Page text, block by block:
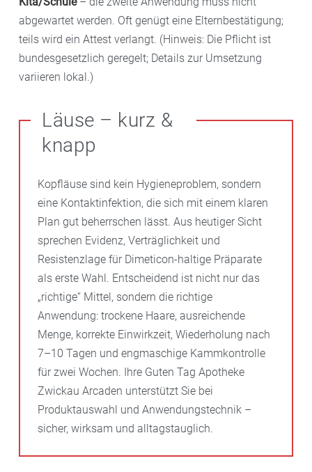
abgewartet werden. Oft genügt eine Elternbestätigung;
teils wird ein Attest verlangt. (Hinweis: Die Pflicht ist
bundesgesetzlich geregelt; Details zur Umsetzung
variieren lokal.)
Läuse – kurz &
knapp
Kopfläuse sind kein Hygieneproblem, sondern
eine Kontaktinfektion, die sich mit einem klaren
Plan gut beherrschen lässt. Aus heutiger Sicht
sprechen Evidenz, Verträglichkeit und
Resistenzlage für Dimeticon-haltige Präparate
als erste Wahl. Entscheidend ist nicht nur das
„richtige“ Mittel, sondern die richtige
Anwendung: trockene Haare, ausreichende
Menge, korrekte Einwirkzeit, Wiederholung nach
7–10 Tagen und engmaschige Kammkontrolle
für zwei Wochen. Ihre Guten Tag Apotheke
Zwickau Arcaden unterstützt Sie bei
Produktauswahl und Anwendungstechnik –
sicher, wirksam und alltagstauglich.